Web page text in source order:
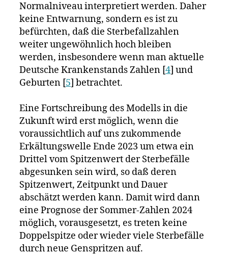
Normalniveau interpretiert werden. Daher
keine Entwarnung, sondern es ist zu
befürchten, daß die Sterbefallzahlen
weiter ungewöhnlich hoch bleiben
werden, insbesondere wenn man aktuelle
Deutsche Krankenstands Zahlen [4] und
Geburten [5] betrachtet.
Eine Fortschreibung des Modells in die
Zukunft wird erst möglich, wenn die
voraussichtlich auf uns zukommende
Erkältungswelle Ende 2023 um etwa ein
Drittel vom Spitzenwert der Sterbefälle
abgesunken sein wird, so daß deren
Spitzenwert, Zeitpunkt und Dauer
abschätzt werden kann. Damit wird dann
eine Prognose der Sommer-Zahlen 2024
möglich, vorausgesetzt, es treten keine
Doppelspitze oder wieder viele Sterbefälle
durch neue Genspritzen auf.